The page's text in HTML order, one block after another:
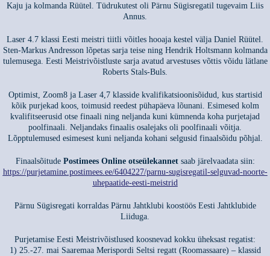
Kaju ja kolmanda Rüütel. Tüdrukutest oli Pärnu Sügisregatil tugevaim Liis
Annus.
Laser 4.7 klassi Eesti meistri tiitli võitles hooaja kestel välja Daniel Rüütel.
Sten-Markus Andresson lõpetas sarja teise ning Hendrik Holtsmann kolmanda
tulemusega. Eesti Meistrivõistluste sarja avatud arvestuses võttis võidu lätlane
Roberts Stals-Buls.
Optimist, Zoom8 ja Laser 4,7 klasside kvalifikatsioonisõidud, kus startisid
kõik purjekad koos, toimusid reedest pühapäeva lõunani. Esimesed kolm
kvalifitseerusid otse finaali ning neljanda kuni kümnenda koha purjetajad
poolfinaali. Neljandaks finaalis osalejaks oli poolfinaali võitja.
Lõpptulemused esimesest kuni neljanda kohani selgusid finaalsõidu põhjal.
Finaalsõitude Postimees Online otseülekannetsaab järelvaadata siin:
https://purjetamine.postimees.ee/6404227/parnu-sugisregatil-selguvad-noorte-
uhepaatide-eesti-meistrid
Pärnu Sügisregati korraldas Pärnu Jahtklubi koostöös Eesti Jahtklubide
Liiduga.
Purjetamise Eesti Meistrivõistlused koosnevad kokku üheksast regatist:
1) 25.-27. mai Saaremaa Merispordi Seltsi regatt (Roomassaare) – klassid